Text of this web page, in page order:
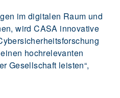
im digitalen Raum und
wird CASA innovative
hochrelevanten
Gesellschaft leisten“,